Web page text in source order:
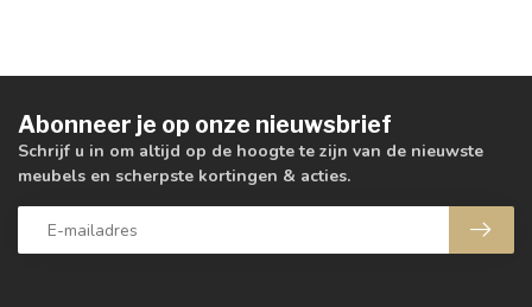
Abonneer je op onze nieuwsbrief
Schrijf u in om altijd op de hoogte te zijn van de nieuwste
meubels en scherpste kortingen & acties.